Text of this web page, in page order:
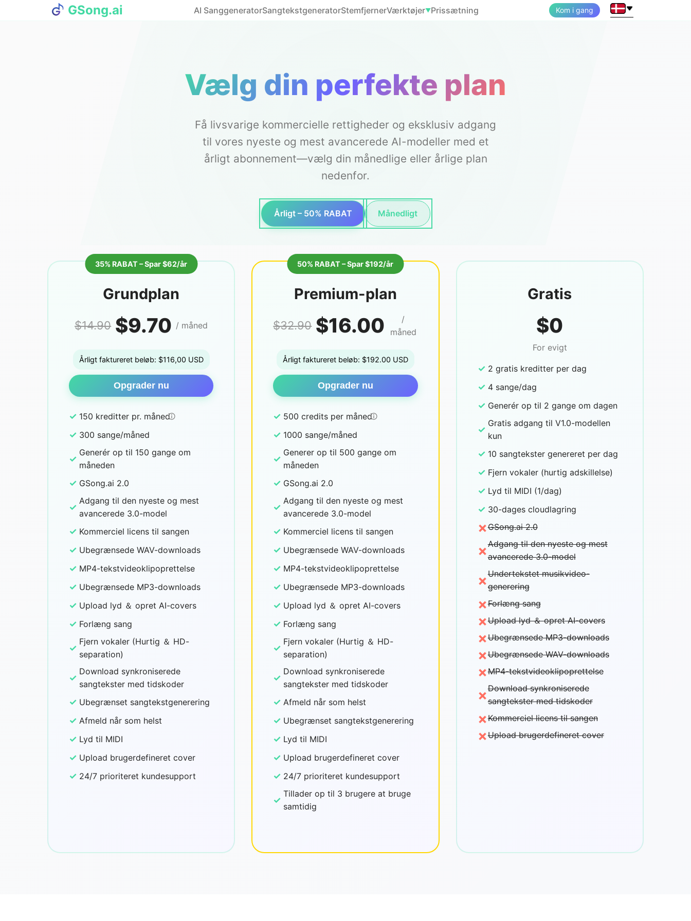
GSong.ai AI SanggeneratorSangtekstgeneratorStemfjernerVærktøjer▼Prissætning Kom i gang
Vælg din perfekte plan
Få livsvarige kommercielle rettigheder og eksklusiv adgang
til vores nyeste og mest avancerede AI-modeller med et
årligt abonnement—vælg din månedlige eller årlige plan
nedenfor.
Årligt – 50% RABAT Månedligt
35% RABAT – Spar $62/år
Grundplan
$14.90 $9.70 / måned
Årligt faktureret beløb: $116,00 USD
Opgrader nu
✓ 150 kreditter pr. måned
✓ 300 sange/måned
✓
Generér op til 150 gange om
måneden
✓ GSong.ai 2.0
✓
Adgang til den nyeste og mest
avancerede 3.0-model
✓ Kommerciel licens til sangen
✓ Ubegrænsede WAV-downloads
✓ MP4-tekstvideoklipoprettelse
✓ Ubegrænsede MP3-downloads
✓ Upload lyd ＆ opret AI-covers
✓ Forlæng sang
✓
Fjern vokaler (Hurtig ＆ HD-
separation)
✓
Download synkroniserede
sangtekster med tidskoder
✓ Ubegrænset sangtekstgenerering
✓ Afmeld når som helst
✓ Lyd til MIDI
✓ Upload brugerdefineret cover
✓ 24/7 prioriteret kundesupport
50% RABAT – Spar $192/år
Premium-plan
$32.90 $16.00
/
måned
Årligt faktureret beløb: $192.00 USD
Opgrader nu
✓ 500 credits per måned
✓ 1000 sange/måned
✓
Generer op til 500 gange om
måneden
✓ GSong.ai 2.0
✓
Adgang til den nyeste og mest
avancerede 3.0-model
✓ Kommerciel licens til sangen
✓ Ubegrænsede WAV-downloads
✓ MP4-tekstvideoklipoprettelse
✓ Ubegrænsede MP3-downloads
✓ Upload lyd ＆ opret AI-covers
✓ Forlæng sang
✓
Fjern vokaler (Hurtig ＆ HD-
separation)
✓
Download synkroniserede
sangtekster med tidskoder
✓ Afmeld når som helst
✓ Ubegrænset sangtekstgenerering
✓ Lyd til MIDI
✓ Upload brugerdefineret cover
✓ 24/7 prioriteret kundesupport
✓
Tillader op til 3 brugere at bruge
samtidig
Gratis
$0
For evigt
✓ 2 gratis kreditter per dag
✓ 4 sange/dag
✓ Generér op til 2 gange om dagen
✓
Gratis adgang til V1.0-modellen
kun
✓ 10 sangtekster genereret per dag
✓ Fjern vokaler (hurtig adskillelse)
✓ Lyd til MIDI (1/dag)
✓ 30-dages cloudlagring
×GSong.ai 2.0
×Adgang til den nyeste og mest
avancerede 3.0-model
×Undertekstet musikvideo-
generering
×Forlæng sang
×Upload lyd ＆ opret AI-covers
×Ubegrænsede MP3-downloads
×Ubegrænsede WAV-downloads
×MP4-tekstvideoklipoprettelse
×Download synkroniserede
sangtekster med tidskoder
×Kommerciel licens til sangen
×Upload brugerdefineret cover